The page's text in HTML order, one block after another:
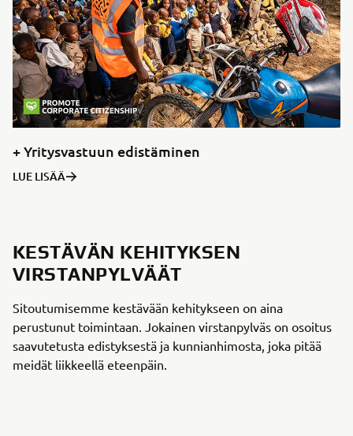
+ Yritysvastuun edistäminen
LUE LISÄÄ
KESTÄVÄN KEHITYKSEN
VIRSTANPYLVÄÄT
Sitoutumisemme kestävään kehitykseen on aina
perustunut toimintaan. Jokainen virstanpylväs on osoitus
saavutetusta edistyksestä ja kunnianhimosta, joka pitää
meidät liikkeellä eteenpäin.